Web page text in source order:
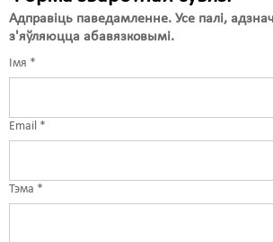
Адправіць паведамленне. Усе палі,
з'яўляюцца абавязковымі.
Імя *
Email *
Тэма *
Безбар'ернае асяродзьдзе
Выбары
Затрыманьні
Кантакт
Пра нас